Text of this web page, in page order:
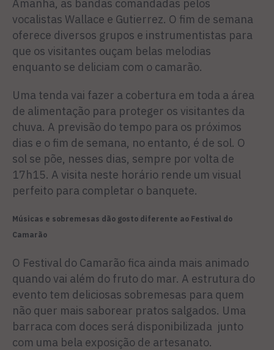
Amanhã, as bandas comandadas pelos
vocalistas Wallace e Gutierrez. O fim de semana
oferece diversos grupos e instrumentistas para
que os visitantes ouçam belas melodias
enquanto se deliciam com o camarão.
Uma tenda vai fazer a cobertura em toda a área
de alimentação para proteger os visitantes da
chuva. A previsão do tempo para os próximos
dias e o fim de semana, no entanto, é de sol. O
sol se põe, nesses dias, sempre por volta de
17h15. A visita neste horário rende um visual
perfeito para completar o banquete.
Músicas e sobremesas dão gosto diferente ao Festival do
Camarão
O Festival do Camarão fica ainda mais animado
quando vai além do fruto do mar. A estrutura do
evento tem deliciosas sobremesas para quem
não quer mais saborear pratos salgados. Uma
barraca com doces será disponibilizada junto
com uma bela exposição de artesanato.